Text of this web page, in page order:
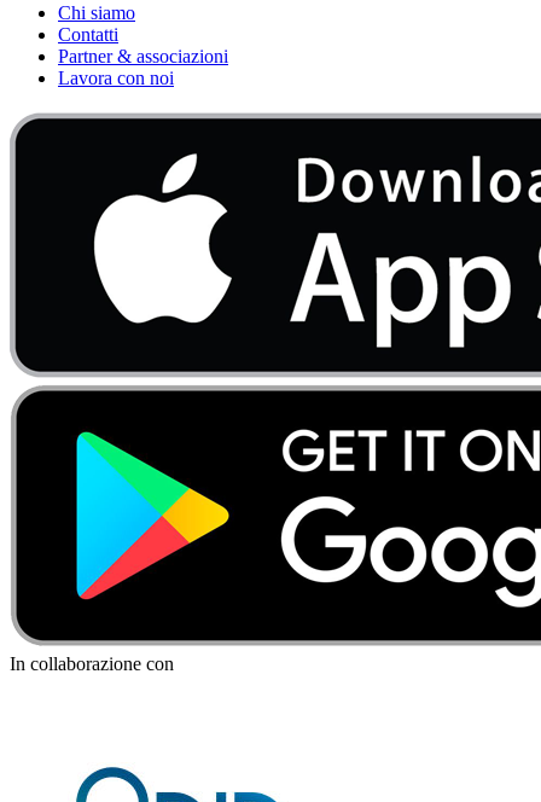
Chi siamo
Contatti
Partner & associazioni
Lavora con noi
In collaborazione con